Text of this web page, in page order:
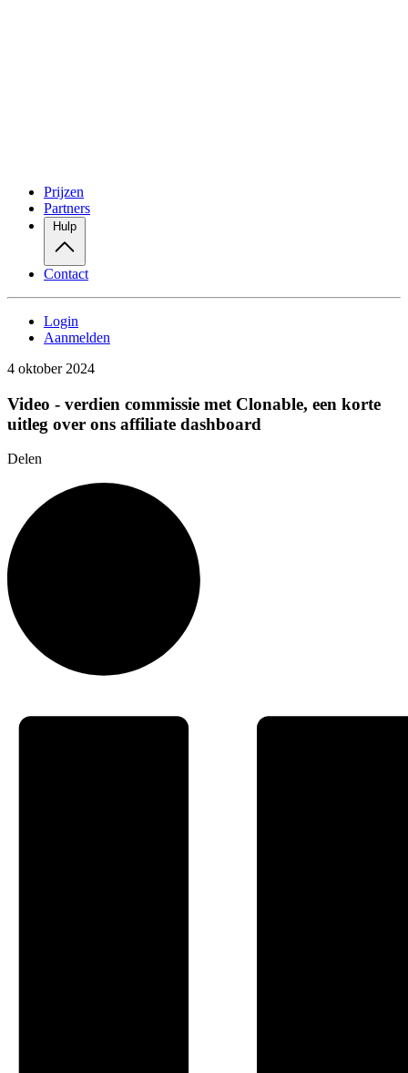
Prijzen
Partners
Hulp
Contact
Login
Aanmelden
4 oktober 2024
Video - verdien commissie met Clonable, een korte
uitleg over ons affiliate dashboard
Delen